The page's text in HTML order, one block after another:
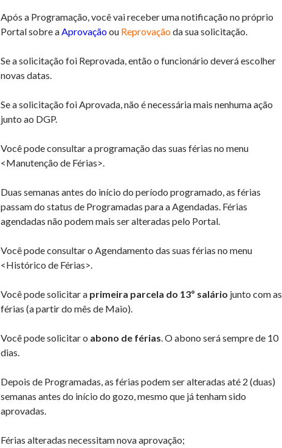
Após a Programação, você vai receber uma notificação no próprio
Portal sobre aAprovaçãoou Reprovaçãoda sua solicitação.
Se a solicitação foi Reprovada, então o funcionário deverá escolher
novas datas.
Se a solicitação foi Aprovada, não é necessária mais nenhuma ação
junto ao DGP.
Você pode consultar a programação das suas férias no menu
<Manutenção de Férias>.
Duas semanas antes do início do período programado, as férias
passam do status de Programadas para a Agendadas. Férias
agendadas não podem mais ser alteradas pelo Portal.
Você pode consultar o Agendamento das suas férias no menu
<Histórico de Férias>.
Você pode solicitar a primeira parcela do 13º salário junto com as
férias (a partir do mês de Maio).
Você pode solicitar o abono de férias. O abono será sempre de 10
dias.
Depois de Programadas, as férias podem ser alteradas até 2 (duas)
semanas antes do início do gozo, mesmo que já tenham sido
aprovadas.
Férias alteradas necessitam nova aprovação;